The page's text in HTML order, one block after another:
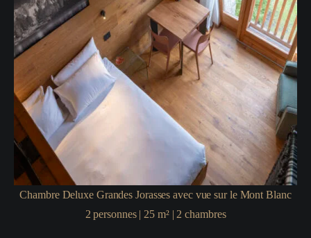
Chambre Deluxe Grandes Jorasses avec vue sur le Mont Blanc
2 personnes| 25 m²| 2 chambres